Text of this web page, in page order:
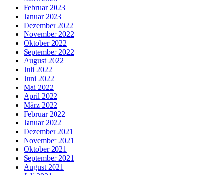
Februar 2023
Januar 2023
Dezember 2022
November 2022
Oktober 2022
September 2022
August 2022
Juli 2022
Juni 2022
Mai 2022
April 2022
März 2022
Februar 2022
Januar 2022
Dezember 2021
November 2021
Oktober 2021
September 2021
August 2021